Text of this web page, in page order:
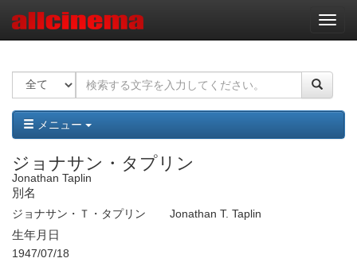
ナ
ビ
ー
ョ
ン
メニュー
ジョナサン・タプリン
Jonathan Taplin
別名
ジョナサン・Ｔ・タプリン Jonathan T. Taplin
生年月日
1947/07/18